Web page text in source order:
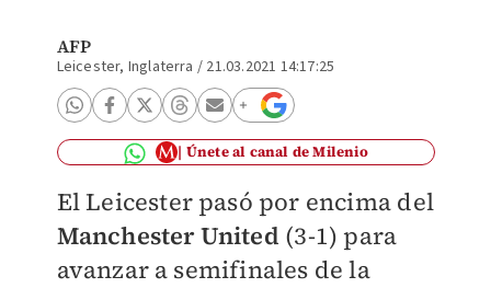
AFP
Leicester, Inglaterra / 21.03.2021 14:17:25
Únete al canal de Milenio
El Leicester pasó por encima del
Manchester United (3-1) para
avanzar a semifinales de la